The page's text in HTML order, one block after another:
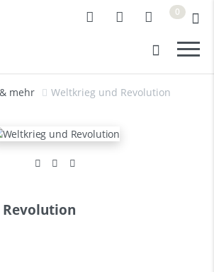
0
mehr Weltkrieg und Revolution